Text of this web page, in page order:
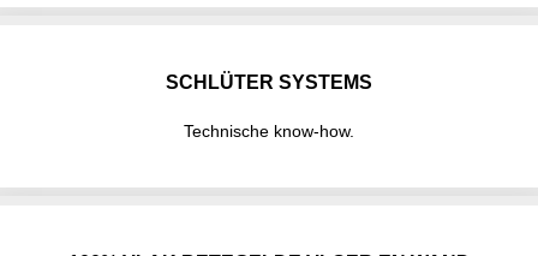
SCHLÜTER SYSTEMS
Technische know-how.